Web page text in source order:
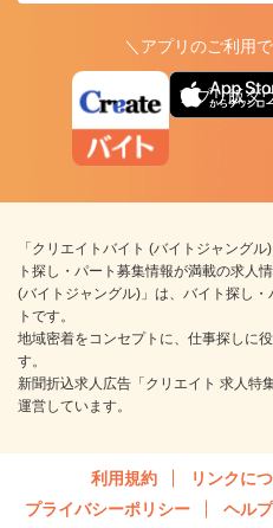
＼アプリのご利用
アプリ版ダ
「クリエイトバイト (バイトジャング
ト探し・パート募集情報が満載の求人
(バイトジャングル)」は、バイト探し
トです。
地域密着をコンセプトに、仕事探しに
す。
新聞折込求人広告「クリエイト 求人特
運営しています。
利用規約 リンクに
プライバシーポリシー
ヘルプ